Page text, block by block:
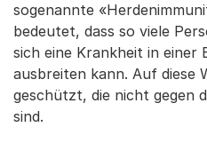
sogenannte
bedeutet, dass so viele
sich eine Krankheit in einer
ausbreiten kann. Auf diese
geschützt, die nicht gegen
sind.